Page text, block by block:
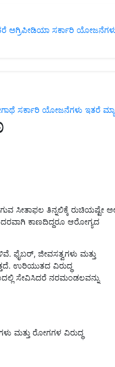
ಅಗ್ರಿಪೀಡಿಯಾ ಸರ್ಕಾರಿ
ಸರ್ಕಾರಿ ಯೋಜನೆಗಳು ಇತರೆ
ಸೀತಾಫಲ ತಿನ್ನಲಿಕ್ಕೆ ರುಚಿಯಷ್ಟೇ
ಕಾಣದಿದ್ದರೂ ಆರೋಗ್ಯದ
ಫೈಬರ್, ಜೀವಸತ್ವಗಳು ಮತ್ತು
ಉರಿಯುತದ ವಿರುದ್ಧ
ಸೇವಿಸಿದರೆ ನರಮಂಡಲವನ್ನು
ಮತ್ತು ರೋಗಗಳ ವಿರುದ್ಧ